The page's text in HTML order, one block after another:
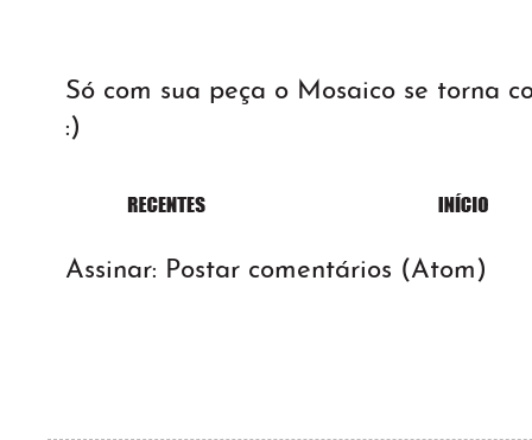
Só com sua peça o Mosaico se torna
:)
Assinar: Postar comentários (Atom)